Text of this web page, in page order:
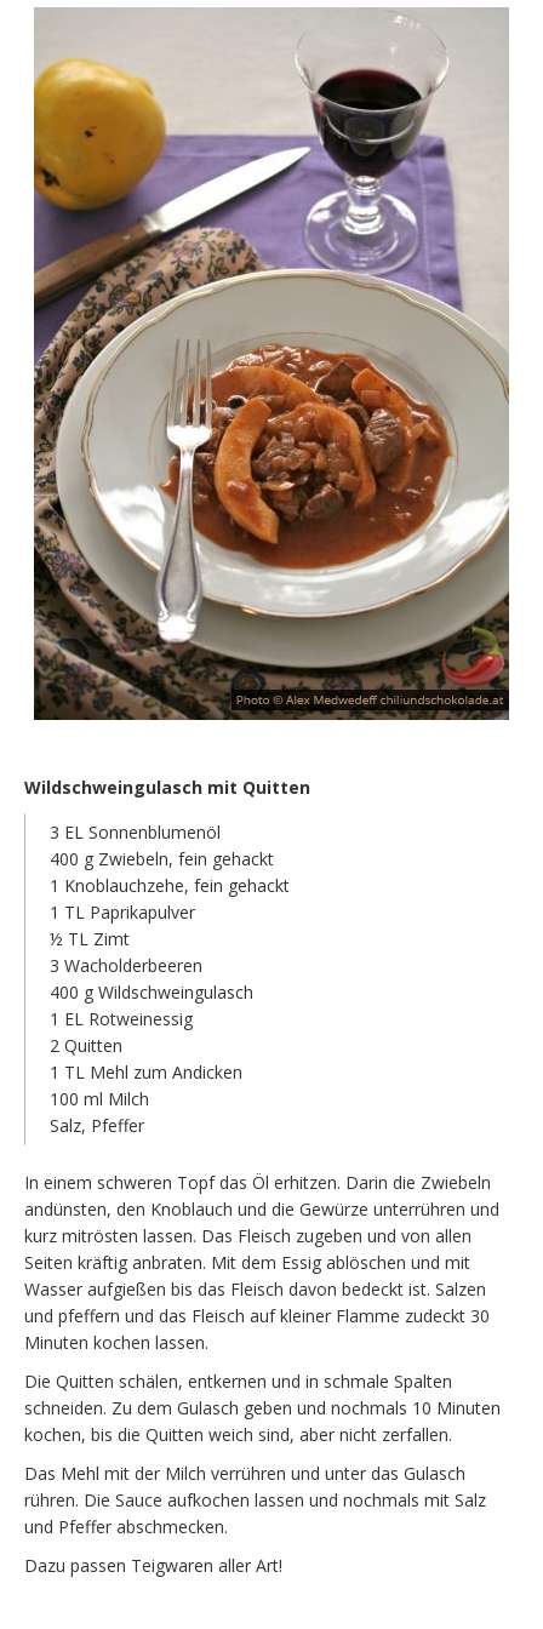
Wildschweingulasch mit Quitten
3 EL Sonnenblumenöl
400 g Zwiebeln, fein gehackt
1 Knoblauchzehe, fein gehackt
1 TL Paprikapulver
½ TL Zimt
3 Wacholderbeeren
400 g Wildschweingulasch
1 EL Rotweinessig
2 Quitten
1 TL Mehl zum Andicken
100 ml Milch
Salz, Pfeffer
In einem schweren Topf das Öl erhitzen. Darin die Zwiebeln
andünsten, den Knoblauch und die Gewürze unterrühren und
kurz mitrösten lassen. Das Fleisch zugeben und von allen
Seiten kräftig anbraten. Mit dem Essig ablöschen und mit
Wasser aufgießen bis das Fleisch davon bedeckt ist. Salzen
und pfeffern und das Fleisch auf kleiner Flamme zudeckt 30
Minuten kochen lassen.
Die Quitten schälen, entkernen und in schmale Spalten
schneiden. Zu dem Gulasch geben und nochmals 10 Minuten
kochen, bis die Quitten weich sind, aber nicht zerfallen.
Das Mehl mit der Milch verrühren und unter das Gulasch
rühren. Die Sauce aufkochen lassen und nochmals mit Salz
und Pfeffer abschmecken.
Dazu passen Teigwaren aller Art!